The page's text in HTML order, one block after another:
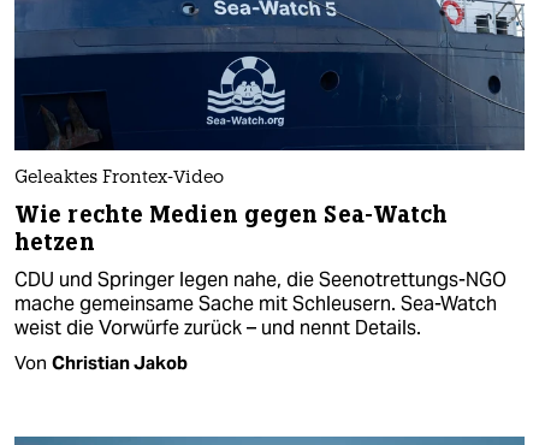
Geleaktes Frontex-Video
Wie rechte Medien gegen Sea-Watch
hetzen
CDU und Springer legen nahe, die Seenotrettungs-NGO
mache gemeinsame Sache mit Schleusern. Sea-Watch
weist die Vorwürfe zurück – und nennt Details.
Von Christian Jakob